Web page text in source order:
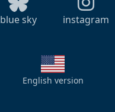
blue sky instagram
English version